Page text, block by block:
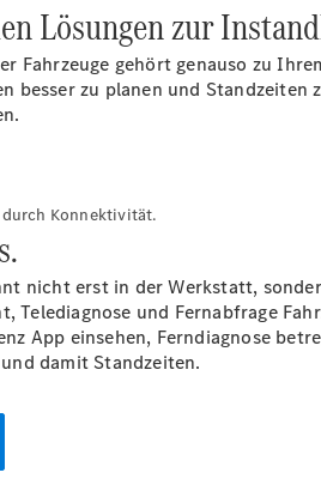
Lösungen zur
Fahrzeuge gehört genauso zu
besser zu planen und
Konnektivität.
nicht erst in der Werkstatt,
Telediagnose und Fernabfrage
App einsehen, Ferndiagnose
damit Standzeiten.